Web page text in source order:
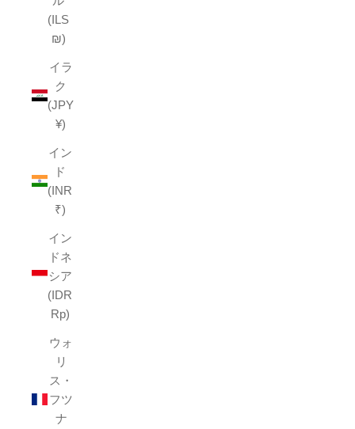
(ILS
₪)
イラ
ク
(JPY
¥)
イン
ド
(INR
₹)
イン
ドネ
シア
(IDR
Rp)
ウォ
リ
ス・
フツ
ナ